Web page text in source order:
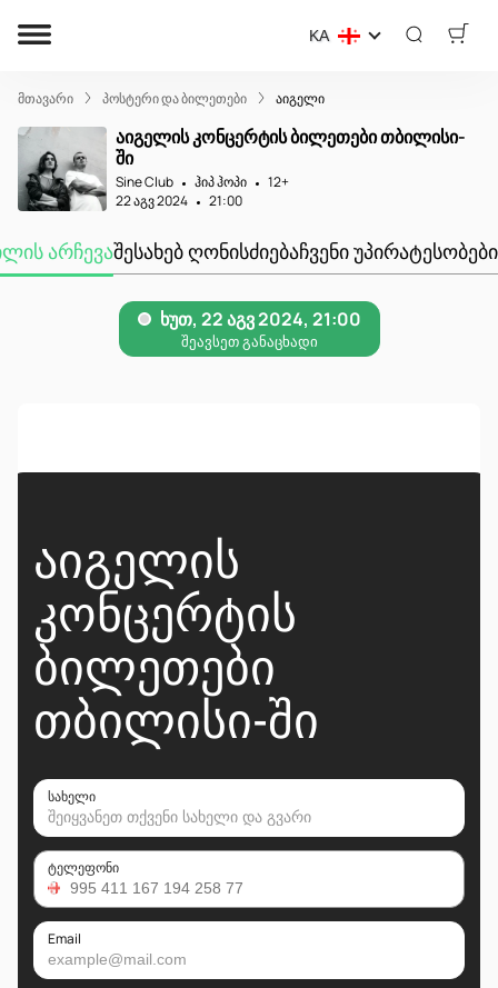
KA
მთავარი პოსტერი და ბილეთები აიგელი
აიგელის კონცერტის ბილეთები თბილისი-
ში
Sine Club ჰიპ ჰოპი
12+
22 აგვ 2024
21:00
ᲐᲠᲩᲔᲕᲐᲨᲔᲡᲐᲮᲔᲑ ᲦᲝᲜᲘᲡᲫᲘᲔᲑᲐᲩᲕᲔᲜᲘ ᲣᲞᲘᲠᲐᲢᲔᲡᲝᲑᲔᲑᲘ
ᲐᲘᲒᲔᲚᲘᲡ
ᲙᲝᲜᲪᲔᲠᲢᲘᲡ
ᲑᲘᲚᲔᲗᲔᲑᲘ
ᲗᲑᲘᲚᲘᲡᲘ-ᲨᲘ
სახელი
ტელეფონი
Email